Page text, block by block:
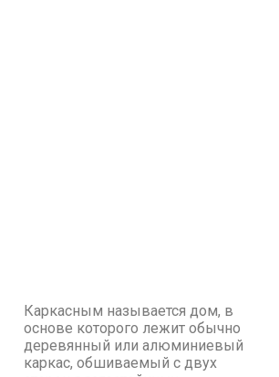
Каркасным называется дом, в
основе которого лежит обычно
деревянный или алюминиевый
каркас, обшиваемый с двух